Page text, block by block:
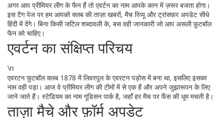
अगर आप प्रीमियर लीग के फैन हैं तो एवर्टन का नाम आपके कान में ज़रूर बजता होगा।
इस टैग पेज पर हम आपको क्लब की ताज़ा खबरों, मैच रिव्यू और ट्रांसफ़र अपडेट सीधे
हिंदी में देंगे। बिना किसी जटिल शब्दावली के, बस वही जानकारी जो आप असली फ़ुटबॉल
फैन को चाहिए।
एवर्टन का संक्षिप्त परिचय
\n
एवरटन फुटबॉल क्लब 1878 में लिवरपूल के एवरटन पड़ोस में बना था, इसलिए इसका
नाम वही पड़ा। आज वे प्रीमियर लीग की टीमों में से एक हैं और अपने जुझारूपन के लिए
जाने जाते हैं। स्टेडियम का नाम गूडिसन पार्क है, जहाँ हर मैच पर फैंस की धूम मचती है।
ताज़ा मैचे और फ़ॉर्म अपडेट